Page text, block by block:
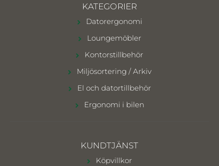
KATEGORIER
Datorergonomi
Loungemöbler
Kontorstillbehör
Miljösortering / Arkiv
El och datortillbehör
Ergonomi i bilen
KUNDTJÄNST
Köpvillkor